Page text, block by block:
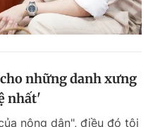
những danh xưng
nhất'
nông dân", điều đó tôi